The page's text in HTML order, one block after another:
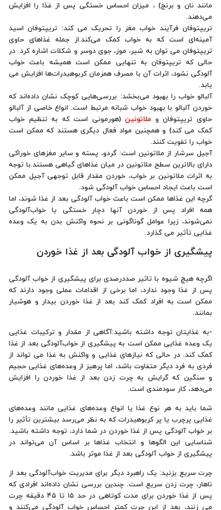
مانند نان و برنج) ، میزان احساس خستگی پس از غذا را افزایش
می‌دهند.
تریپتوفان فرآیند خواب مغز را تحریک می کند: تریپتوفان اسید
آمینه‌ای است که به خواب کمک می‌کند.از جمله غذاهای حاوی
تریپتوفان می توان به شیر، موز، جوی دوسر و شکلات اشاره کرد. در
حالی که تریپتوفان به تنهایی ممکن است همیشه باعث خواب
آلودگی نشود، اثرات آن با مصرف همزمان کربوهیدرات‌ها افزایش می
یابد.
آلبالو خواب را بهبود می‌بخشد: بررسی‌هایی کوچک نشان داده‌اند که
خوردن آلبالو با بهبود خواب شبانه مرتبط است. انواع خاصی از آلبالو
حاوی تریپتوفان و ملاتونین (هورمونی است که به تنظیم خواب
کمک می کند) و همچنین مواد فعال دیگری هستند که ممکن است
خواب را تقویت کنند.
آجیل سرشار از ملاتونین است: گردو، پسته و سایر مغزهای خوراکی
دارای بالاترین سطح ملاتونین در میان غذاهای گیاهی هستند.با توجه
به اثرات ملاتونین بر خواب، خوردن مقدار قابل توجهی آجیل ممکن
است باعث ایجاد احساس خواب آلودگی شود.
گرچه این غذاها ممکن است باعث خواب آلودگی بعد از غذا شوند، اما
همه افراد پس از خوردن آنها دچار خستگی یا خواب‌آلودگی
نمی‌شوند، زیرا عوامل گوناگونی بر نحوه واکنش بدن به یک وعده
غذایی تأثیر می گذارد.
پیشگیری از خواب آلودگی بعد از غذا خوردن
اگرچه هیچ شیوه با تاثیر صددرصدی برای پیشگیری از خواب آلودگی
پس از غذا وجود ندارد، اما برخی از اقدامات عملی وجود دارند که
ممکن است به افراد کمک کند بعد از غذا خوردن بیدار و هوشیار
بمانند.
-به غذایتان توجه داشته باشید:آگاهی از مقدار و ترکیبات غذایی
یک وعده غذایی ممکن است به پیشگیری از خواب‌آلودگی بعد از غذا
کمک کند. در حالی که نیازهای غذایی و واکنش به غذا می تواند از
فردی به فرد دیگر متفاوت باشد، اما پرهیز از وعده‌های غذایی حجیم
و سنگین که گرایش به چرت زدن بعد از غذا خوردن را افزایش
می‌دهد، کار سودمندی است.
شما باید به هر نوع غذا یا انواع وعده‌های غذایی مانند وعده‌های
غذایی پرچرب یا پر کربوهیدرات که به نظر می‌رسد بیشترین تأثیر را
بر خواب آلودگی پس از غذا خوردن در شما دارد، توجه داشته باشید.
شناسایی این الگوها و انتخاب غذاها بر اساس آن می‌تواند در
پیشگیری از خواب آلودگی بعد از غذا موثر باشد.
چرت سریع بزنید: یک راهبرد دیگر برای مدیریت خواب‌آلودگی بعد از
ناهار، چرت زدن سریع است. چندین بررسی نشان داده‌اند افرادی که
پس از غذا خوردن برای مدت کوتاهی در حد ۱۵ تا ۴۵ دقیقه چرت
می زنند، بعد از این چرت کمتر احساس خواب آلودگی می‌کنند و